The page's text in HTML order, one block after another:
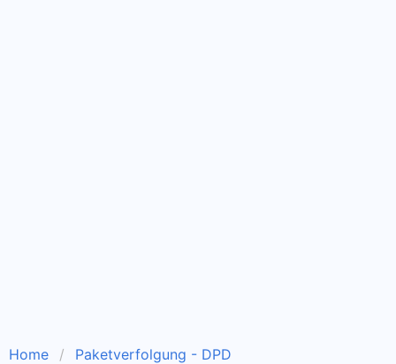
Home
Paketverfolgung - DPD